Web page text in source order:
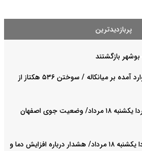
پربازدیدترین
آخرین آمار از آسیب های وارد آمده بر میانکاله / سوختن ۵۳۶ هکتاز از
پیش بینی هوای اصفهان فردا یکشنبه ۱۸ مرداد/ وضعیت جوی اصفهان
پیش بینی هوای بوشهر فردا یکشنبه ۱۸ مرداد/ هشدار درباره افزایش دما و